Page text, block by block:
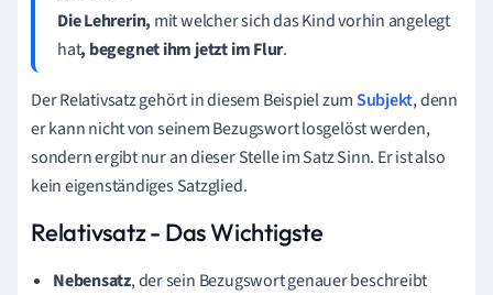
Die Lehrerin, mitwelchersich das Kind vorhin angelegt
hat, begegnet ihm jetzt im Flur.
Der Relativsatz gehört in diesem Beispiel zumSubjekt, denn
er kann nicht von seinem Bezugswort losgelöst werden,
sondern ergibt nur an dieser Stelle im Satz Sinn. Er ist also
kein eigenständiges Satzglied.
Relativsatz - Das Wichtigste
Nebensatz, der sein Bezugswort genauer beschreibt